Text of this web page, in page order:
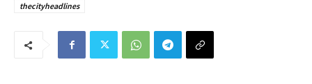
thecityheadlines